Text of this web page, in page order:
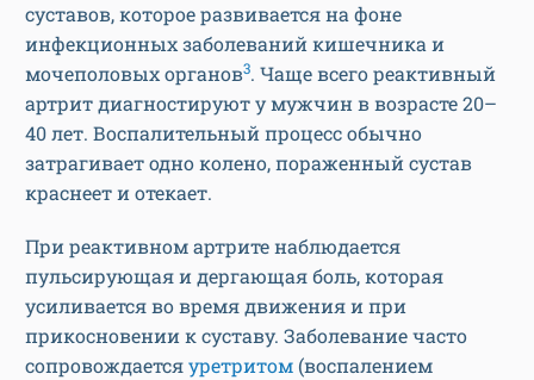
суставов, которое развивается на фоне
инфекционных заболеваний кишечника и
мочеполовых органов3. Чаще всего реактивный
артрит диагностируют у мужчин в возрасте 20–
40 лет. Воспалительный процесс обычно
затрагивает одно колено, пораженный сустав
краснеет и отекает.
При реактивном артрите наблюдается
пульсирующая и дергающая боль, которая
усиливается во время движения и при
прикосновении к суставу. Заболевание часто
сопровождаетсяуретритом (воспалением